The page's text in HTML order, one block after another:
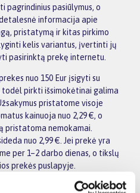
pagrindinius pasiūlymus, o
informacija apie
pristatymą ir kitas pirkimo
kelis variantus, įvertinti jų
pasirinktą prekę internetu.
nuo 150 Eur įsigyti su
todėl pirkti išsimokėtinai galima
pristatome visoje
kainuoja nuo 2,29 €, o
pristatoma nemokamai.
nuo 2,99 €. Jei prekė yra
per 1–2 darbo dienas, o tikslų
prekės puslapyje.
kosmetika kategorijos, galite